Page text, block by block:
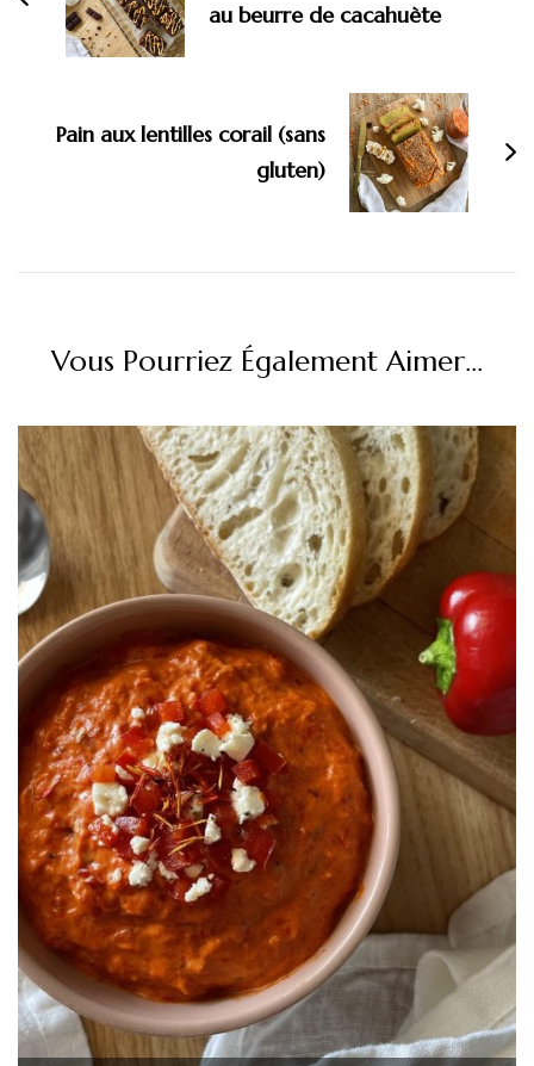
au beurre de cacahuète
Pain aux lentilles corail (sans
gluten)
Vous Pourriez Également Aimer...